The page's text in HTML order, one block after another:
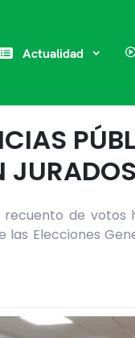
Actualidad
de
Elecciones